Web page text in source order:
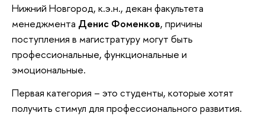
Нижний Новгород, к.э.н., декан факультета
менеджмента Денис Фоменков, причины
поступления в магистратуру могут быть
профессиональные, функциональные и
эмоциональные.
Первая категория – это студенты, которые хотят
получить стимул для профессионального развития.